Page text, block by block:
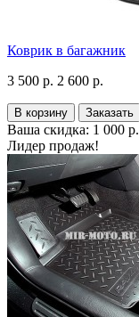
Коврик в багажник
3 500 р. 2 600 р.
В корзину Заказать
Ваша скидка: 1 000 р.
Лидер продаж!